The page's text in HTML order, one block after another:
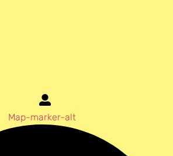
Map-marker-alt